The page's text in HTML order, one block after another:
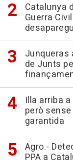
Catalunya
Guerra
Junqueras
de Junts
Illa arriba
però
garantida
Agro.-
PPA a